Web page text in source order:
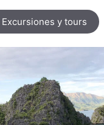
Excursiones y tours